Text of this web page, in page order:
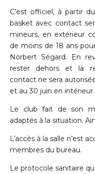
C’est officiel, à partir
basket avec contact
mineurs, en extérieur
de moins de 18 ans
Norbert Ségard. En
rester dehors et la
contact ne sera
et au 30 juin en intérieur.
Le club fait de son
adaptés à la situation.
L’accès à la salle n’est
membres du bureau.
Le protocole sanitaire